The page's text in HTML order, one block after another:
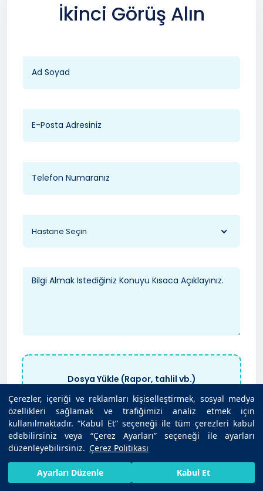
Çerezler, içeriği ve reklamları kişiselleştirmek, sosyal medya
özellikleri sağlamak ve trafiğimizi analiz etmek için
kullanılmaktadır. “Kabul Et” seçeneği ile tüm çerezleri kabul
edebilirsiniz veya “Çerez Ayarları” seçeneği ile ayarları
düzenleyebilirsiniz. Çerez Politikası
Ayarları Düzenle Kabul Et
İkinci Görüş Alın
Hastane Seçin
Dosya Yükle (Rapor, tahlil vb.)
Maksimum 40MB - PDF, JPG, PNG
Kişisel Verilerin Korunması Kanunu
Bilgilendirme’yi okudum. Kişisel verilerimin
belirtilen kapsamda işlenmesini ve sağlık hizmet
sunumu amacıyla tarafımla iletişime geçilmesini
HIZLI RANDEVU AL BIZE ULAŞIN